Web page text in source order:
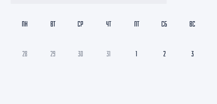
28 29 30 31 1 2 3
ПН ВТ СР ЧТ ПТ СБ ВС